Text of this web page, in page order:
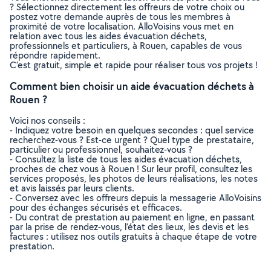
? Sélectionnez directement les offreurs de votre choix ou
postez votre demande auprès de tous les membres à
proximité de votre localisation. AlloVoisins vous met en
relation avec tous les aides évacuation déchets,
professionnels et particuliers, à Rouen, capables de vous
répondre rapidement.
C’est gratuit, simple et rapide pour réaliser tous vos projets !
Comment bien choisir un aide évacuation déchets à
Rouen ?
Voici nos conseils :
- Indiquez votre besoin en quelques secondes : quel service
recherchez-vous ? Est-ce urgent ? Quel type de prestataire,
particulier ou professionnel, souhaitez-vous ?
- Consultez la liste de tous les aides évacuation déchets,
proches de chez vous à Rouen ! Sur leur profil, consultez les
services proposés, les photos de leurs réalisations, les notes
et avis laissés par leurs clients.
- Conversez avec les offreurs depuis la messagerie AlloVoisins
pour des échanges sécurisés et efficaces.
- Du contrat de prestation au paiement en ligne, en passant
par la prise de rendez-vous, l’état des lieux, les devis et les
factures : utilisez nos outils gratuits à chaque étape de votre
prestation.